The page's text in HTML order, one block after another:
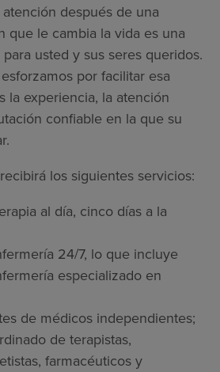
después de una
que le cambia la vida es una
usted y sus seres queridos.
por facilitar esa
la experiencia, la atención
confiable en la que su
los siguientes servicios:
al día, cinco días a la
24/7, lo que incluye
especializado en
de médicos independientes;
de terapistas,
farmacéuticos y